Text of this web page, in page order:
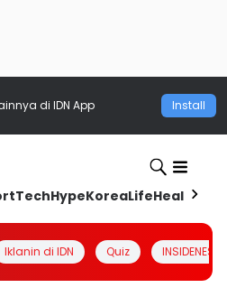
di IDN App Install
TechHypeKoreaLifeHealth
Iklanin di IDN Quiz INSIDENESIA